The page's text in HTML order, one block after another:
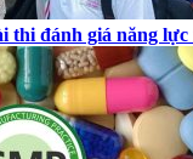
thi đánh giá năng lực